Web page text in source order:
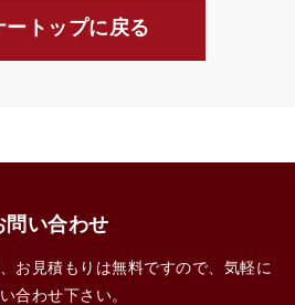
ートップに戻る
問い合わせ
お見積もりは無料ですので、気軽に
合わせ下さい。